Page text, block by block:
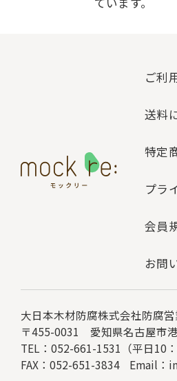
ご利
送料
特定
プラ
会員
お問
大日本木材防腐株式会社防腐
〒455-0031 愛知県名古屋市
TEL：052-661-1531（平日10：
FAX：052-651-3834
Email：